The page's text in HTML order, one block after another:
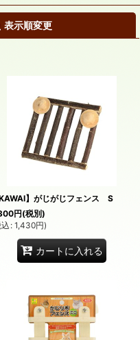
表示順変更
KAWAI】がじがじフェンス S
円(税別)
: 1,430円)
カートに入れる